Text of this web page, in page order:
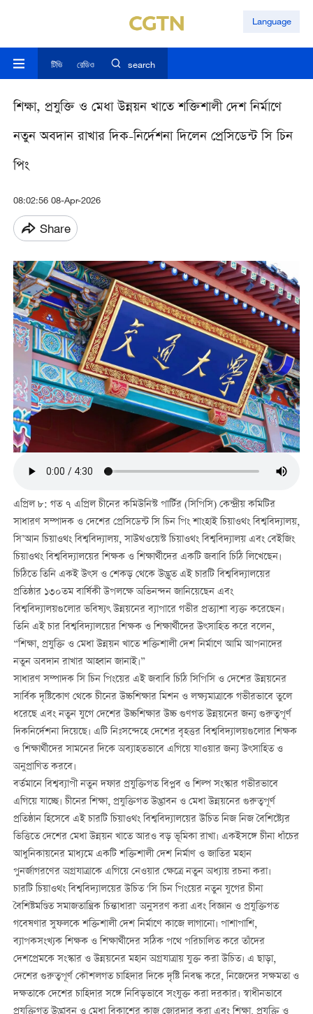
Language
টিভি রেডিও search
শিক্ষা, প্রযুক্তি ও মেধা উন্নয়ন খাতে শক্তিশালী দেশ নির্মাণে
নতুন অবদান রাখার দিক-নির্দেশনা দিলেন প্রেসিডেন্ট সি চিন
পিং
08:02:56 08-Apr-2026
Share
এপ্রিল ৮: গত ৭ এপ্রিল চীনের কমিউনিস্ট পার্টির (সিপিসি) কেন্দ্রীয় কমিটির
সাধারণ সম্পাদক ও দেশের প্রেসিডেন্ট সি চিন পিং শাংহাই চিয়াওথং বিশ্ববিদ্যালয়,
সি’আন চিয়াওথং বিশ্ববিদ্যালয়, সাউথওয়েস্ট চিয়াওথং বিশ্ববিদ্যালয় এবং বেইজিং
চিয়াওথং বিশ্ববিদ্যালয়ের শিক্ষক ও শিক্ষার্থীদের একটি জবাবি চিঠি লিখেছেন।
চিঠিতে তিনি একই উৎস ও শেকড় থেকে উদ্ভূত এই চারটি বিশ্ববিদ্যালয়ের
প্রতিষ্ঠার ১৩০তম বার্ষিকী উপলক্ষে অভিনন্দন জানিয়েছেন এবং
বিশ্ববিদ্যালয়গুলোর ভবিষ্যৎ উন্নয়নের ব্যাপারে গভীর প্রত্যাশা ব্যক্ত করেছেন।
তিনি এই চার বিশ্ববিদ্যালয়ের শিক্ষক ও শিক্ষার্থীদের উৎসাহিত করে বলেন,
“শিক্ষা, প্রযুক্তি ও মেধা উন্নয়ন খাতে শক্তিশালী দেশ নির্মাণে আমি আপনাদের
নতুন অবদান রাখার আহ্বান জানাই।”
সাধারণ সম্পাদক সি চিন পিংয়ের এই জবাবি চিঠি সিপিসি ও দেশের উন্নয়নের
সার্বিক দৃষ্টিকোণ থেকে চীনের উচ্চশিক্ষার মিশন ও লক্ষ্যমাত্রাকে গভীরভাবে তুলে
ধরেছে এবং নতুন যুগে দেশের উচ্চশিক্ষার উচ্চ গুণগত উন্নয়নের জন্য গুরুত্বপূর্ণ
দিকনির্দেশনা দিয়েছে। এটি নিঃসন্দেহে দেশের বৃহত্তর বিশ্ববিদ্যালয়গুলোর শিক্ষক
ও শিক্ষার্থীদের সামনের দিকে অব্যাহতভাবে এগিয়ে যাওয়ার জন্য উৎসাহিত ও
অনুপ্রাণিত করবে।
বর্তমানে বিশ্বব্যাপী নতুন দফার প্রযুক্তিগত বিপ্লব ও শিল্প সংস্কার গভীরভাবে
এগিয়ে যাচ্ছে। চীনের শিক্ষা, প্রযুক্তিগত উদ্ভাবন ও মেধা উন্নয়নের গুরুত্বপূর্ণ
প্রতিষ্ঠান হিসেবে এই চারটি চিয়াওথং বিশ্ববিদ্যালয়ের উচিত নিজ নিজ বৈশিষ্ট্যের
ভিত্তিতে দেশের মেধা উন্নয়ন খাতে আরও বড় ভূমিকা রাখা। একইসঙ্গে চীনা ধাঁচের
আধুনিকায়নের মাধ্যমে একটি শক্তিশালী দেশ নির্মাণ ও জাতির মহান
পুনর্জাগরণের অগ্রযাত্রাকে এগিয়ে নেওয়ার ক্ষেত্রে নতুন অধ্যায় রচনা করা।
চারটি চিয়াওথং বিশ্ববিদ্যালয়ের উচিত 'সি চিন পিংয়ের নতুন যুগের চীনা
বৈশিষ্টমণ্ডিত সমাজতান্ত্রিক চিন্তাধারা' অনুসরণ করা এবং বিজ্ঞান ও প্রযুক্তিগত
গবেষণার সুফলকে শক্তিশালী দেশ নির্মাণে কাজে লাগানো। পাশাপাশি,
ব্যাপকসংখ্যক শিক্ষক ও শিক্ষার্থীদের সঠিক পথে পরিচালিত করে তাঁদের
দেশপ্রেমকে সংস্কার ও উন্নয়নের মহান অগ্রযাত্রায় যুক্ত করা উচিত। এ ছাড়া,
দেশের গুরুত্বপূর্ণ কৌশলগত চাহিদার দিকে দৃষ্টি নিবদ্ধ করে, নিজেদের সক্ষমতা ও
দক্ষতাকে দেশের চাহিদার সঙ্গে নিবিড়ভাবে সংযুক্ত করা দরকার। স্বাধীনভাবে